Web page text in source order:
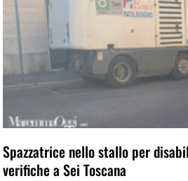
Spazzatrice nello stallo per
verifiche a Sei Toscana